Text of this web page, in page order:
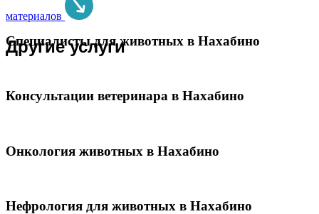
материалов
Другие услуги
Специалисты для животных в Нахабино
Консультации ветеринара в Нахабино
Онкология животных в Нахабино
Нефрология для животных в Нахабино